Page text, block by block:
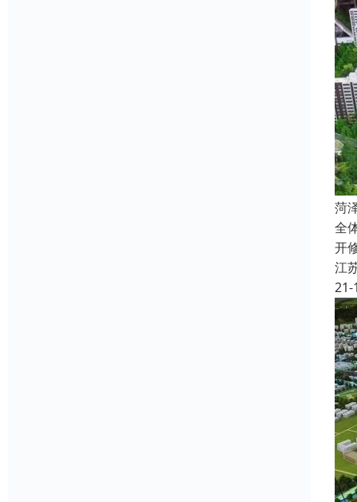
菏
全
开
江
21-